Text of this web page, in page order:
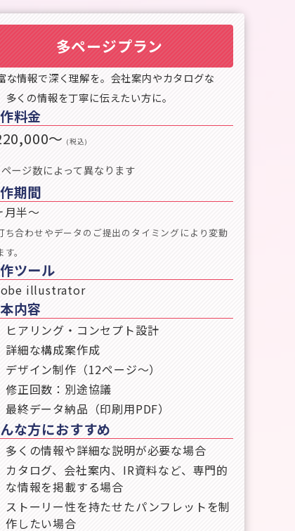
多ページプラン
な情報で深く理解を。会社案内やカタログな
多くの情報を丁寧に伝えたい方に。
料金
〜 (税込)
ページ数によって異なります
期間
月半〜
ち合わせやデータのご提出のタイミングにより変動
す。
ツール
illustrator
内容
ヒアリング・コンセプト設計
詳細な構成案作成
デザイン制作（12ページ〜）
修正回数：別途協議
最終データ納品（印刷用PDF）
な方におすすめ
多くの情報や詳細な説明が必要な場合
カタログ、会社案内、IR資料など、専門的
な情報を掲載する場合
ストーリー性を持たせたパンフレットを制
作したい場合